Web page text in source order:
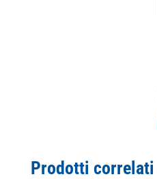
Prodotti correlati